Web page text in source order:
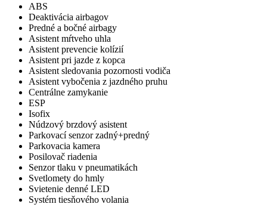
ABS
Deaktivácia airbagov
Predné a bočné airbagy
Asistent mŕtveho uhla
Asistent prevencie kolízií
Asistent pri jazde z kopca
Asistent sledovania pozornosti vodiča
Asistent vybočenia z jazdného pruhu
Centrálne zamykanie
ESP
Isofix
Núdzový brzdový asistent
Parkovací senzor zadný+predný
Parkovacia kamera
Posilovač riadenia
Senzor tlaku v pneumatikách
Svetlomety do hmly
Svietenie denné LED
Systém tiesňového volania